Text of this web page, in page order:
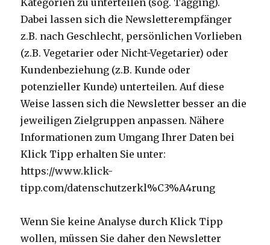
Kategorien zu unterteilen (sog. Tagging).
Dabei lassen sich die Newsletterempfänger
z.B. nach Geschlecht, persönlichen Vorlieben
(z.B. Vegetarier oder Nicht-Vegetarier) oder
Kundenbeziehung (z.B. Kunde oder
potenzieller Kunde) unterteilen. Auf diese
Weise lassen sich die Newsletter besser an die
jeweiligen Zielgruppen anpassen. Nähere
Informationen zum Umgang Ihrer Daten bei
Klick Tipp erhalten Sie unter:
https://www.klick-
tipp.com/datenschutzerkl%C3%A4rung
Wenn Sie keine Analyse durch Klick Tipp
wollen, müssen Sie daher den Newsletter